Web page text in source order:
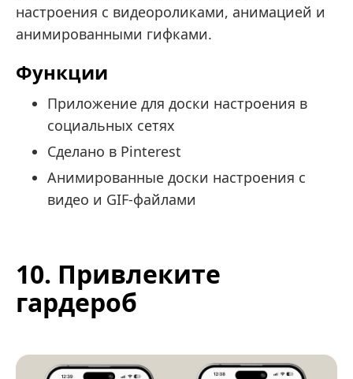
настроения с видеороликами, анимацией и
анимированными гифками.
Функции
Приложение для доски настроения в
социальных сетях
Сделано в Pinterest
Анимированные доски настроения с
видео и GIF-файлами
10. Привлеките
гардероб